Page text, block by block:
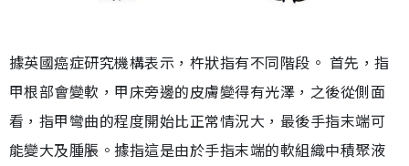
據英國癌症研究機構表示，杵狀指有不同階段。 首先，指
甲根部會變軟，甲床旁邊的皮膚變得有光澤，之後從側面
看，指甲彎曲的程度開始比正常情況大，最後手指末端可
能變大及腫脹。據指這是由於手指末端的軟組織中積聚液